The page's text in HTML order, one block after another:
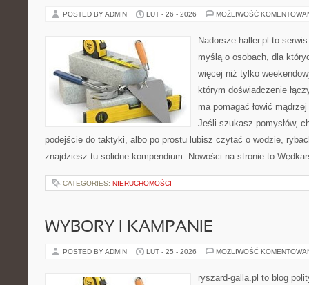
POSTED BY ADMIN LUT - 26 - 2026 MOŻLIWOŚĆ
Nadorsze-haller.pl to
myślą o osobach, dla
więcej niż tylko
którym doświadczenie
ma pomagać łowić
Jeśli szukasz pomysłów,
podejście do taktyki, albo po prostu lubisz czytać o wodzie,
znajdziesz tu solidne kompendium. Nowości na stronie to
CATEGORIES: NIERUCHOMOŚCI
WYBORY I KAMPANIE
POSTED BY ADMIN LUT - 25 - 2026 MOŻLIWOŚĆ
ryszard-galla.pl to blog